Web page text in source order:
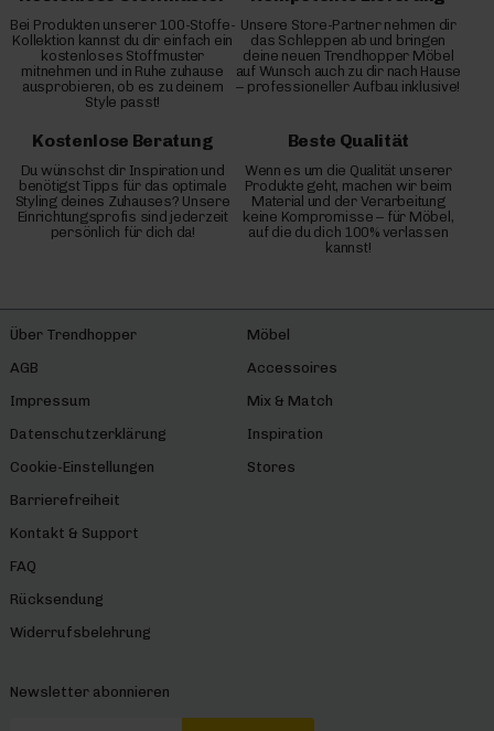
Bei Produkten unserer 100-Stoffe-
Kollektion kannst du dir einfach ein
kostenloses Stoffmuster
mitnehmen und in Ruhe zuhause
ausprobieren, ob es zu deinem
Style passt!
Unsere Store-Partner nehmen dir
das Schleppen ab und bringen
deine neuen Trendhopper Möbel
auf Wunsch auch zu dir nach Hause
– professioneller Aufbau inklusive!
Kostenlose Beratung
Du wünschst dir Inspiration und
benötigst Tipps für das optimale
Styling deines Zuhauses? Unsere
Einrichtungsprofis sind jederzeit
persönlich für dich da!
Beste Qualität
Wenn es um die Qualität unserer
Produkte geht, machen wir beim
Material und der Verarbeitung
keine Kompromisse – für Möbel,
auf die du dich 100% verlassen
kannst!
Über Trendhopper
AGB
Impressum
Datenschutzerklärung
Cookie-Einstellungen
Barrierefreiheit
Kontakt & Support
FAQ
Rücksendung
Widerrufsbelehrung
Möbel
Accessoires
Mix & Match
Inspiration
Stores
Newsletter abonnieren